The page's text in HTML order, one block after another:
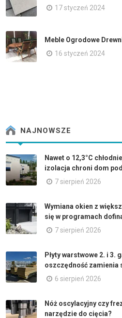
17 styczeń 2024
Meble Ogrodowe
16 styczeń 2024
NAJNOWSZE
Nawet o 12,3°C
izolacja chroni dom
7 sierpień 2026
Wymiana okien z
się w programach
7 sierpień 2026
Płyty warstwowe 2. i 3.
oszczędność zamienia
6 sierpień 2026
Nóż oscylacyjny czy
narzędzie do cięcia?